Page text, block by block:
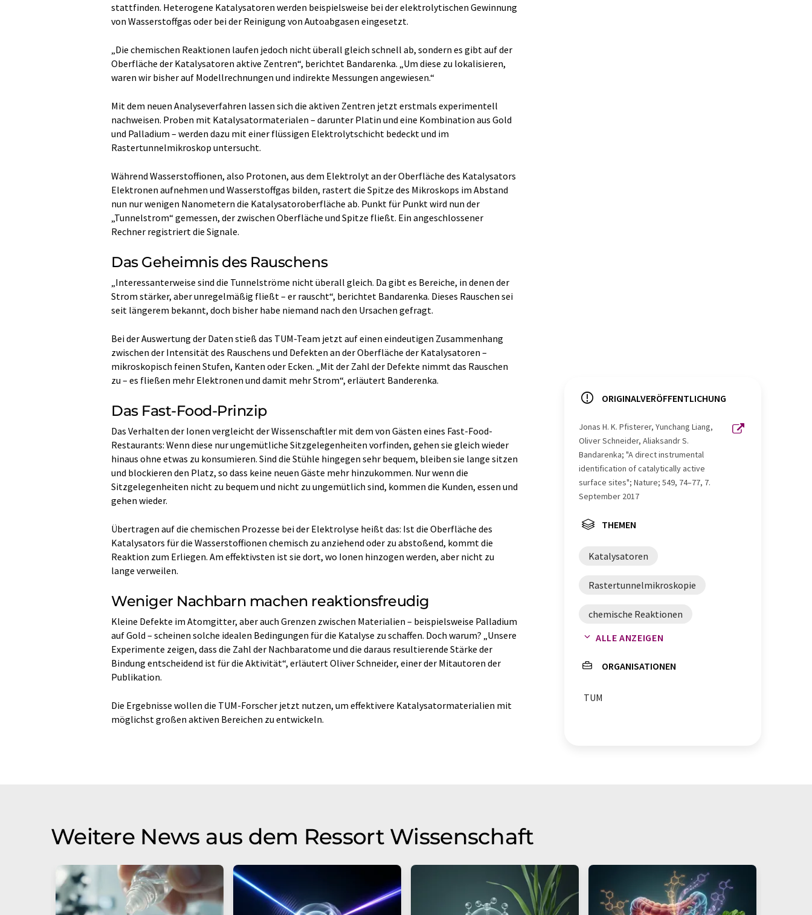
stattfinden. Heterogene Katalysatoren werden beispielsweise bei der elektrolytischen Gewinnung
von Wasserstoffgas oder bei der Reinigung von Autoabgasen eingesetzt.
„Die chemischen Reaktionen laufen jedoch nicht überall gleich schnell ab, sondern es gibt auf der
Oberfläche der Katalysatoren aktive Zentren“, berichtet Bandarenka. „Um diese zu lokalisieren,
waren wir bisher auf Modellrechnungen und indirekte Messungen angewiesen.“
Mit dem neuen Analyseverfahren lassen sich die aktiven Zentren jetzt erstmals experimentell
nachweisen. Proben mit Katalysatormaterialen – darunter Platin und eine Kombination aus Gold
und Palladium – werden dazu mit einer flüssigen Elektrolytschicht bedeckt und im
Rastertunnelmikroskop untersucht.
Während Wasserstoffionen, also Protonen, aus dem Elektrolyt an der Oberfläche des Katalysators
Elektronen aufnehmen und Wasserstoffgas bilden, rastert die Spitze des Mikroskops im Abstand
nun nur wenigen Nanometern die Katalysatoroberfläche ab. Punkt für Punkt wird nun der
„Tunnelstrom“ gemessen, der zwischen Oberfläche und Spitze fließt. Ein angeschlossener
Rechner registriert die Signale.
Das Geheimnis des Rauschens
„Interessanterweise sind die Tunnelströme nicht überall gleich. Da gibt es Bereiche, in denen der
Strom stärker, aber unregelmäßig fließt – er rauscht“, berichtet Bandarenka. Dieses Rauschen sei
seit längerem bekannt, doch bisher habe niemand nach den Ursachen gefragt.
Bei der Auswertung der Daten stieß das TUM-Team jetzt auf einen eindeutigen Zusammenhang
zwischen der Intensität des Rauschens und Defekten an der Oberfläche der Katalysatoren –
mikroskopisch feinen Stufen, Kanten oder Ecken. „Mit der Zahl der Defekte nimmt das Rauschen
zu – es fließen mehr Elektronen und damit mehr Strom“, erläutert Banderenka.
Das Fast-Food-Prinzip
Das Verhalten der Ionen vergleicht der Wissenschaftler mit dem von Gästen eines Fast-Food-
Restaurants: Wenn diese nur ungemütliche Sitzgelegenheiten vorfinden, gehen sie gleich wieder
hinaus ohne etwas zu konsumieren. Sind die Stühle hingegen sehr bequem, bleiben sie lange sitzen
und blockieren den Platz, so dass keine neuen Gäste mehr hinzukommen. Nur wenn die
Sitzgelegenheiten nicht zu bequem und nicht zu ungemütlich sind, kommen die Kunden, essen und
gehen wieder.
Übertragen auf die chemischen Prozesse bei der Elektrolyse heißt das: Ist die Oberfläche des
Katalysators für die Wasserstoffionen chemisch zu anziehend oder zu abstoßend, kommt die
Reaktion zum Erliegen. Am effektivsten ist sie dort, wo Ionen hinzogen werden, aber nicht zu
lange verweilen.
Weniger Nachbarn machen reaktionsfreudig
Kleine Defekte im Atomgitter, aber auch Grenzen zwischen Materialien – beispielsweise Palladium
auf Gold – scheinen solche idealen Bedingungen für die Katalyse zu schaffen. Doch warum? „Unsere
Experimente zeigen, dass die Zahl der Nachbaratome und die daraus resultierende Stärke der
Bindung entscheidend ist für die Aktivität“, erläutert Oliver Schneider, einer der Mitautoren der
Publikation.
Die Ergebnisse wollen die TUM-Forscher jetzt nutzen, um effektivere Katalysatormaterialien mit
möglichst großen aktiven Bereichen zu entwickeln.
ORIGINALVERÖFFENTLICHUNG
Jonas H. K. Pfisterer, Yunchang Liang,
Oliver Schneider, Aliaksandr S.
Bandarenka; "A direct instrumental
identification of catalytically active
surface sites"; Nature; 549, 74–77, 7.
September 2017
THEMEN
Katalysatoren
Rastertunnelmikroskopie
chemische Reaktionen
Oberflächenanalytik
ALLE ANZEIGEN
ORGANISATIONEN
TUM
Weitere News aus dem Ressort Wissenschaft